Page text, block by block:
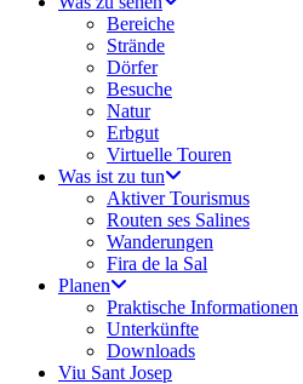
Bereiche
Strände
Dörfer
Besuche
Natur
Erbgut
Virtuelle Touren
Was ist zu tun
Aktiver Tourismus
Routen ses Salines
Wanderungen
Fira de la Sal
Planen
Praktische Informationen
Unterkünfte
Downloads
Viu Sant Josep